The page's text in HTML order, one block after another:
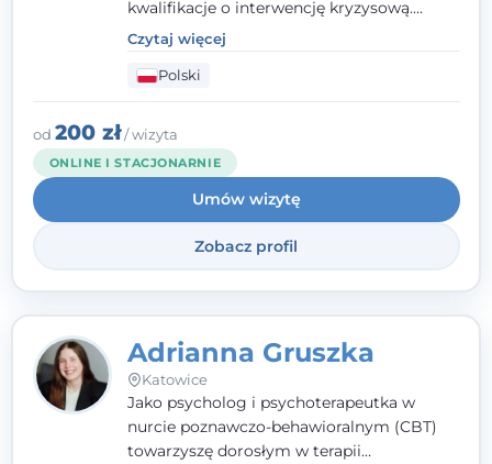
kwalifikacje o interwencję kryzysową.
Pracuję w nurcie terapii trzeciej fali, łącząc
metody o potwierdzonej skuteczności.
Towarzyszę młodzieży, dorosłym i parom w
radzeniu sobie z bolesnymi
doświadczeniami tak, by mogli żyć pełniej.
Czytaj więcej
Polski
od 200 zł/ wizyta
ONLINE I STACJONARNIE
Umów wizytę
Zobacz profil
Adrianna Gruszka
Katowice
Jako psycholog i psychoterapeutka w
nurcie poznawczo-behawioralnym (CBT)
towarzyszę dorosłym w terapii